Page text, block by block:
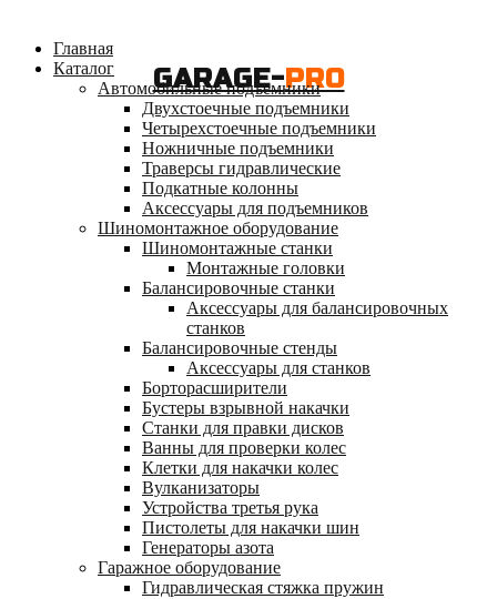
GARAGE-PRO
Главная
Каталог
Автомобильные подъемники
Двухстоечные подъемники
Четырехстоечные подъемники
Ножничные подъемники
Траверсы гидравлические
Подкатные колонны
Аксессуары для подъемников
Шиномонтажное оборудование
Шиномонтажные станки
Монтажные головки
Балансировочные станки
Аксессуары для балансировочных
станков
Балансировочные стенды
Аксессуары для станков
Борторасширители
Бустеры взрывной накачки
Станки для правки дисков
Ванны для проверки колес
Клетки для накачки колес
Вулканизаторы
Устройства третья рука
Пистолеты для накачки шин
Генераторы азота
Гаражное оборудование
Гидравлическая стяжка пружин